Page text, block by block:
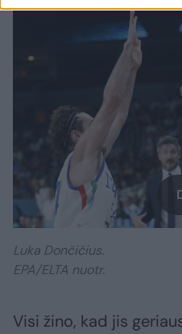
Luka Dončičius.
EPA/ELTA nuotr.
Visi žino, kad jis